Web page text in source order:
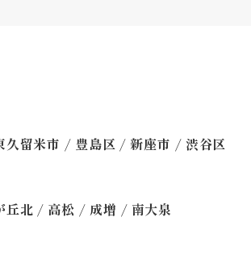
久留米市 / 豊島区 / 新座市 / 渋谷区
丘北 / 高松 / 成増 / 南大泉